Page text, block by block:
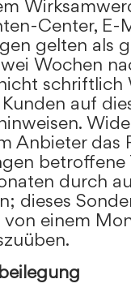
Center, E-
gelten als
Wochen
schriftlich
auf
Anbieter das
betroffene
durch
dieses
einem